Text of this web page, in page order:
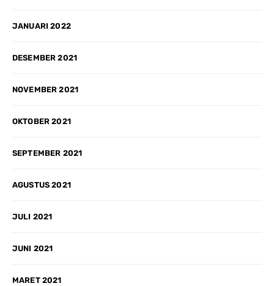
JANUARI 2022
DESEMBER 2021
NOVEMBER 2021
OKTOBER 2021
SEPTEMBER 2021
AGUSTUS 2021
JULI 2021
JUNI 2021
MARET 2021